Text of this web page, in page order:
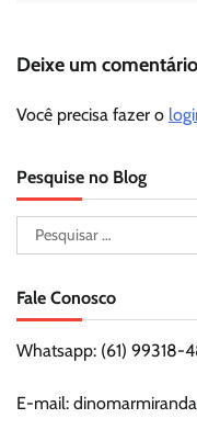
Deixe um comentário
Você precisa fazer o
Pesquise no Blog
Pesquisar
por:
Fale Conosco
Whatsapp: (61) 99318-
E-mail: